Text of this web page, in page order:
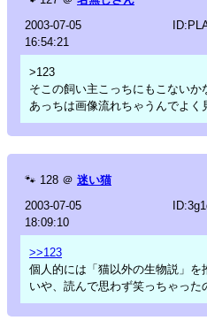
2003-07-05
16:54:21
>123
そこの飼い主こっちにもこないか
あっちは画像流れちゃうんでよく
🐾 128 ＠ 迷い猫
2003-07-05
18:09:10
>>123
個人的には「猫以外の生物説」を
いや、読んで思わず笑っちゃった